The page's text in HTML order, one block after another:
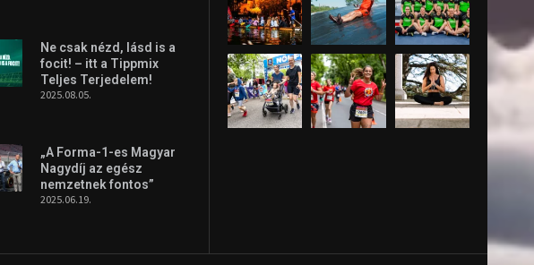
Ne csak nézd, lásd is a
focit! – itt a Tippmix
Teljes Terjedelem!
2025.08.05.
„A Forma-1-es Magyar
Nagydíj az egész
nemzetnek fontos”
2025.06.19.